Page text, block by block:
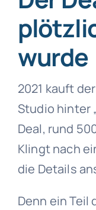
wurde
2021 kauft
Studio hinter
Deal, rund
Klingt nach
die Details
Denn ein Teil